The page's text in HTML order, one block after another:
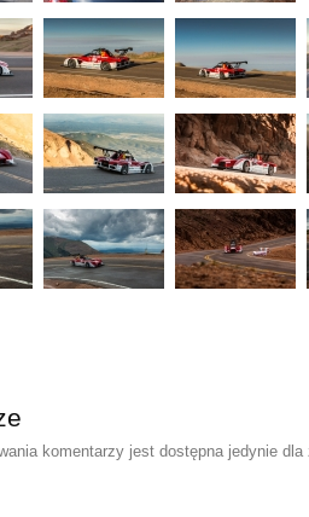
komentarzy jest dostępna jedynie